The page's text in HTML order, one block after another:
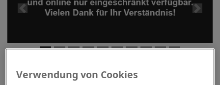
Unsere Kategorien
Verwendung von Cookies